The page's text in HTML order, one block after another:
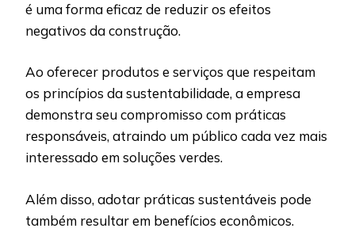
é uma forma eficaz de reduzir os efeitos
negativos da construção.
Ao oferecer produtos e serviços que respeitam
os princípios da sustentabilidade, a empresa
demonstra seu compromisso com práticas
responsáveis, atraindo um público cada vez mais
interessado em soluções verdes.
Além disso, adotar práticas sustentáveis pode
também resultar em benefícios econômicos.